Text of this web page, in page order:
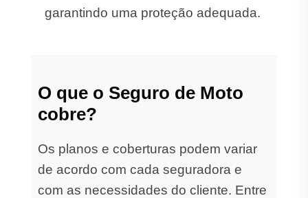
garantindo uma proteção adequada.
O que o Seguro de Moto
cobre?
Os planos e coberturas podem variar
de acordo com cada seguradora e
com as necessidades do cliente. Entre